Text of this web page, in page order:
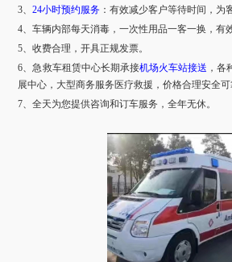
3、24小时预约服务 ：有效减少客户等待时间，为
4、车辆内部每天消毒，一次性用品一客一换，有
5、收费合理，开具正规发票。
6、急救车租赁中心长期承接机场火车站接送 ，各
展中心，大型商务服务医疗救援，价格合理安全可
7、全天为您提供咨询和订车服务，全年无休。